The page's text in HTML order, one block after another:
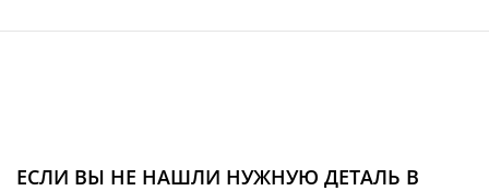
ЕСЛИ ВЫ НЕ НАШЛИ НУЖНУЮ ДЕТАЛЬ В